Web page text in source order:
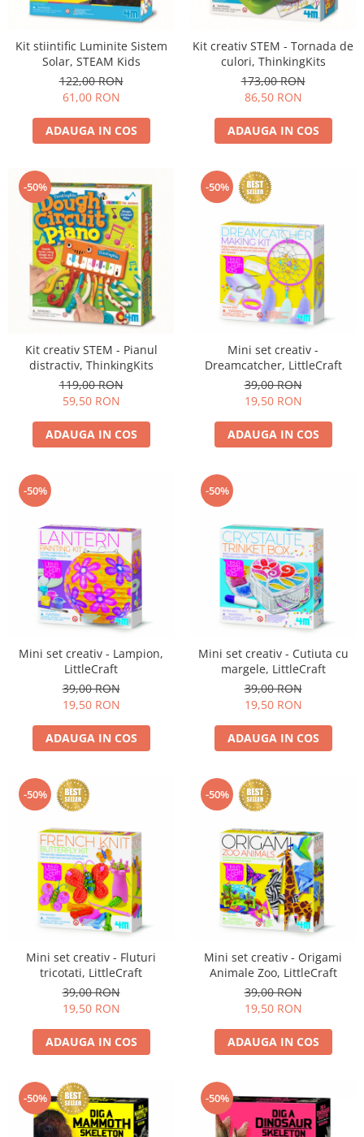
Jucarii dentitie
Jucarii Senzoriale
Teatru de papusi
Stilouri
Tempera și acuarele
Kit stiintific Luminite Sistem
Solar, STEAM Kids
122,00 RON
61,00 RON
ADAUGA IN COS
Kit creativ STEM - Tornada de
culori, ThinkingKits
173,00 RON
86,50 RON
ADAUGA IN COS
-50%
Kit creativ STEM - Pianul
distractiv, ThinkingKits
119,00 RON
59,50 RON
ADAUGA IN COS
-50%
Mini set creativ -
Dreamcatcher, LittleCraft
39,00 RON
19,50 RON
ADAUGA IN COS
-50%
Mini set creativ - Lampion,
LittleCraft
39,00 RON
19,50 RON
ADAUGA IN COS
-50%
Mini set creativ - Cutiuta cu
margele, LittleCraft
39,00 RON
19,50 RON
ADAUGA IN COS
-50%
Mini set creativ - Fluturi
tricotati, LittleCraft
39,00 RON
19,50 RON
ADAUGA IN COS
-50%
Mini set creativ - Origami
Animale Zoo, LittleCraft
39,00 RON
19,50 RON
ADAUGA IN COS
-50% -50%